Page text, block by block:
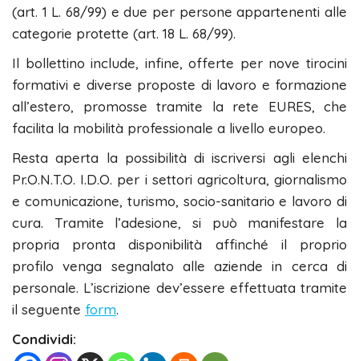
(art. 1 L. 68/99) e due per persone appartenenti alle
categorie protette (art. 18 L. 68/99).
Il bollettino include, infine, offerte per nove tirocini
formativi e diverse proposte di lavoro e formazione
all’estero, promosse tramite la rete EURES, che
facilita la mobilità professionale a livello europeo.
Resta aperta la possibilità di iscriversi agli elenchi
Pr.O.N.T.O. I.D.O. per i settori agricoltura, giornalismo
e comunicazione, turismo, socio-sanitario e lavoro di
cura. Tramite l’adesione, si può manifestare la
propria pronta disponibilità affinché il proprio
profilo venga segnalato alle aziende in cerca di
personale. L’iscrizione dev’essere effettuata tramite
il seguente form.
Condividi: